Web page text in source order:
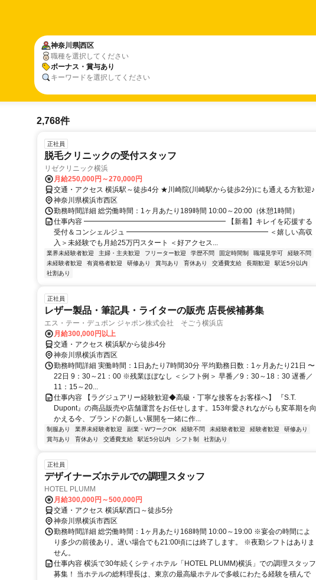
神奈川県西区
職種を選択してください
ボーナス・賞与あり
キーワードを選択してください
2,768件
正社員
脱毛クリニックの受付スタッフ
リゼクリニック横浜
月給250,000円～270,000円
交通・アクセス 横浜駅～徒歩4分 ★川崎院(川崎駅から徒歩2分)にも通える方歓迎♪
神奈川県横浜市西区
勤務時間詳細 総労働時間：1ヶ月あたり189時間 10:00～20:00（休憩1時間）
仕事内容 ━━━━━━━━━━━━━━━━━━━━ 【新着】キレイを応援する
受付＆コンシェルジュ ━━━━━━━━━━━━━━━━━━━━ ＜嬉しい高収
入＞未経験でも月給25万円スタート ＜好アクセス...
業界未経験者歓迎 主婦・主夫歓迎 フリーター歓迎 学歴不問 固定時間制 職場見学可
経験不問
未経験者歓迎
有資格者歓迎 研修あり 賞与あり 育休あり 交通費支給 長期歓迎
駅近5分以内
社割あり
正社員
レザー製品・筆記具・ライターの販売 店長候補募集
エス・テー・デュポン ジャポン株式会社 そごう横浜店
月給300,000円以上
交通・アクセス 横浜駅から徒歩4分
神奈川県横浜市西区
勤務時間詳細 実働時間：1日あたり7時間30分 平均勤務日数：1ヶ月あたり21日 〜
22日 9：30～21：00 ※残業ほぼなし ＜シフト例＞ 早番／9：30～18：30 遅番／
11：15～20...
仕事内容 【ラグジュアリー経験歓迎◆高級・丁寧な接客をお客様へ】 『S.T.
Dupont』の商品販売や店舗運営をお任せします。153年愛されながらも変革期を向
かえる今、ブランドの新しい展開を一緒に作...
制服あり 業界未経験者歓迎 副業・WワークOK 経験不問 未経験者歓迎 経験者歓迎
研修あり
賞与あり
育休あり 交通費支給 駅近5分以内 シフト制 社割あり
正社員
デザイナーズホテルでの調理スタッフ
HOTEL PLUMM
月給300,000円～500,000円
交通・アクセス 横浜駅西口～徒歩5分
神奈川県横浜市西区
勤務時間詳細 総労働時間：1ヶ月あたり168時間 10:00～19:00 ※宴会の時間によ
り多少の前後あり。遅い場合でも21:00頃には終了します。 ※夜勤シフトはありま
せん。
仕事内容 横浜で30年続くシティホテル「HOTEL PLUMM)横浜」での調理スタッフ
募集！ 当ホテルの総料理長は、東京の最高級ホテルで多岐にわたる経験を積んで